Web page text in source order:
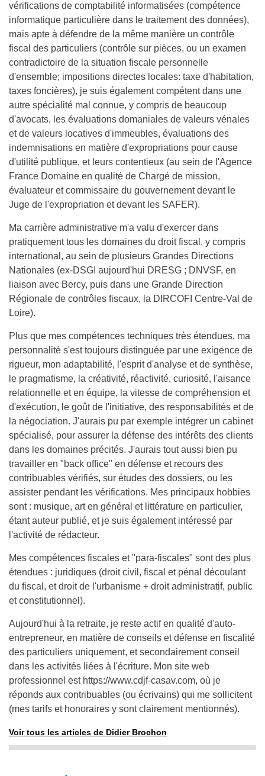
vérifications de comptabilité informatisées (compétence
informatique particulière dans le traitement des données),
mais apte à défendre de la même manière un contrôle
fiscal des particuliers (contrôle sur pièces, ou un examen
contradictoire de la situation fiscale personnelle
d'ensemble; impositions directes locales: taxe d'habitation,
taxes foncières), je suis également compétent dans une
autre spécialité mal connue, y compris de beaucoup
d'avocats, les évaluations domaniales de valeurs vénales
et de valeurs locatives d'immeubles, évaluations des
indemnisations en matière d'expropriations pour cause
d'utilité publique, et leurs contentieux (au sein de l'Agence
France Domaine en qualité de Chargé de mission,
évaluateur et commissaire du gouvernement devant le
Juge de l'expropriation et devant les SAFER).
Ma carrière administrative m'a valu d'exercer dans
pratiquement tous les domaines du droit fiscal, y compris
international, au sein de plusieurs Grandes Directions
Nationales (ex-DSGI aujourd'hui DRESG ; DNVSF, en
liaison avec Bercy, puis dans une Grande Direction
Régionale de contrôles fiscaux, la DIRCOFI Centre-Val de
Loire).
Plus que mes compétences techniques très étendues, ma
personnalité s'est toujours distinguée par une exigence de
rigueur, mon adaptabilité, l'esprit d'analyse et de synthèse,
le pragmatisme, la créativité, réactivité, curiosité, l'aisance
relationnelle et en équipe, la vitesse de compréhension et
d'exécution, le goût de l'initiative, des responsabilités et de
la négociation. J'aurais pu par exemple intégrer un cabinet
spécialisé, pour assurer la défense des intérêts des clients
dans les domaines précités. J'aurais tout aussi bien pu
travailler en "back office" en défense et recours des
contribuables vérifiés, sur études des dossiers, ou les
assister pendant les vérifications. Mes principaux hobbies
sont : musique, art en général et littérature en particulier,
étant auteur publié, et je suis également intéressé par
l'activité de rédacteur.
Mes compétences fiscales et "para-fiscales" sont des plus
étendues : juridiques (droit civil, fiscal et pénal découlant
du fiscal, et droit de l'urbanisme + droit administratif, public
et constitutionnel).
Aujourd'hui à la retraite, je reste actif en qualité d'auto-
entrepreneur, en matière de conseils et défense en fiscalité
des particuliers uniquement, et secondairement conseil
dans les activités liées à l'écriture. Mon site web
professionnel est https://www.cdjf-casav.com, où je
réponds aux contribuables (ou écrivains) qui me sollicitent
(mes tarifs et honoraires y sont clairement mentionnés).
Voir tous les articles de Didier Brochon